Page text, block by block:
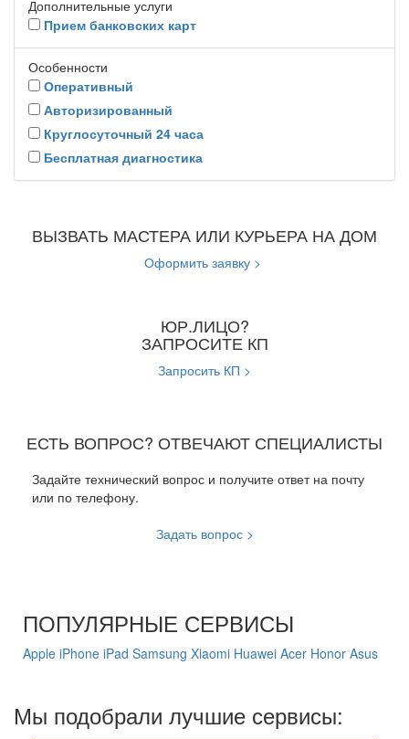
Дополнительные услуги
Прием банковских карт
Особенности
Оперативный
Авторизированный
Круглосуточный 24 часа
Бесплатная диагностика
ВЫЗВАТЬ МАСТЕРА ИЛИ КУРЬЕРА НА ДОМ
Оформить заявку >
ЮР.ЛИЦО?
ЗАПРОСИТЕ КП
Запросить КП >
ЕСТЬ ВОПРОС? ОТВЕЧАЮТ СПЕЦИАЛИСТЫ
Задайте технический вопрос и получите ответ на почту
или по телефону.
Задать вопрос >
ПОПУЛЯРНЫЕ СЕРВИСЫ
Apple iPhone iPad Samsung Xiaomi Huawei Acer Honor Asus
Мы подобрали лучшие сервисы: